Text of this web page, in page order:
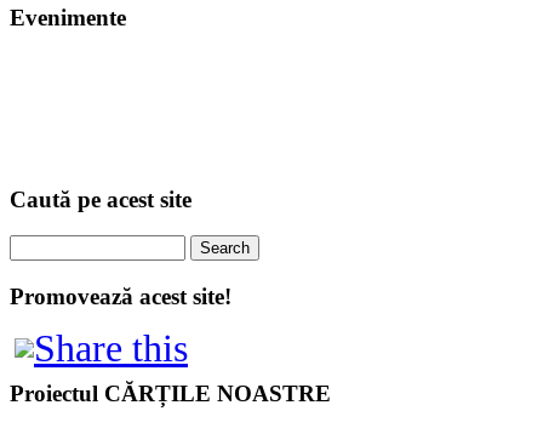
Evenimente
Caută pe acest site
Promovează acest site!
Proiectul CĂRȚILE NOASTRE